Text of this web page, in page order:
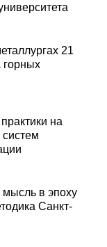
21
горных
на
систем
мысль в эпоху
Санкт-